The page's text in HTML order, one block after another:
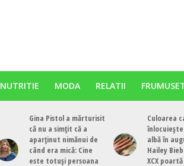
NUTRITIE MODA RELATII
Gina Pistol a mărturisit
că nu a simțit că a
aparținut nimănui de
când era mică: Cine
este totuși persoana
Culoarea
albă în
Hailey
XCX